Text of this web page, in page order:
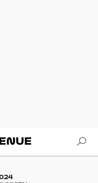
Soundvenue